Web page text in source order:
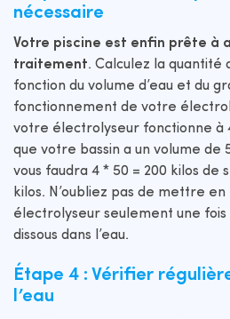
nécessaire
Votre piscine est enfin prête à
traitement. Calculez la quantité
fonction du volume d’eau et du
fonctionnement de votre
votre électrolyseur fonctionne à
que votre bassin a un volume de
vous faudra 4 * 50 = 200 kilos de
kilos. N’oubliez pas de mettre
électrolyseur seulement une fois
dissous dans l’eau.
Étape 4 : Vérifier
l’eau